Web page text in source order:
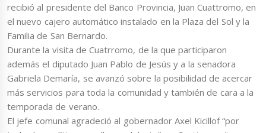
recibió al presidente del Banco Provincia, Juan Cuattromo, en
el nuevo cajero automático instalado en la Plaza del Sol y la
Familia de San Bernardo.
Durante la visita de Cuatrromo, de la que participaron
además el diputado Juan Pablo de Jesús y a la senadora
Gabriela Demaría, se avanzó sobre la posibilidad de acercar
más servicios para toda la comunidad y también de cara a la
temporada de verano.
El jefe comunal agradeció al gobernador Axel Kicillof “por